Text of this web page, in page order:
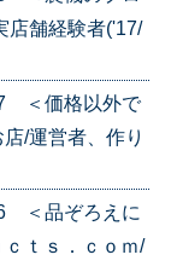
店舗経験者('17/
＜価格以外で
/運営者、作り
＜品ぞろえに
ｔｓ．ｃｏｍ/